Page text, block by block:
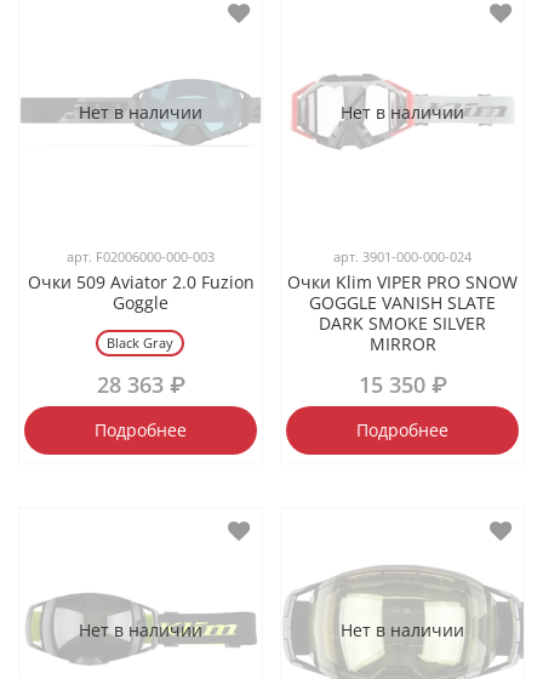
Нет в наличии
арт. F02006000-000-003
Очки 509 Aviator 2.0 Fuzion
Goggle
Black Gray
28 363 ₽
Подробнее
Нет в наличии
арт. 3901-000-000-024
Очки Klim VIPER PRO SNOW
GOGGLE VANISH SLATE
DARK SMOKE SILVER
MIRROR
15 350 ₽
Подробнее
Нет в наличии Нет в наличии